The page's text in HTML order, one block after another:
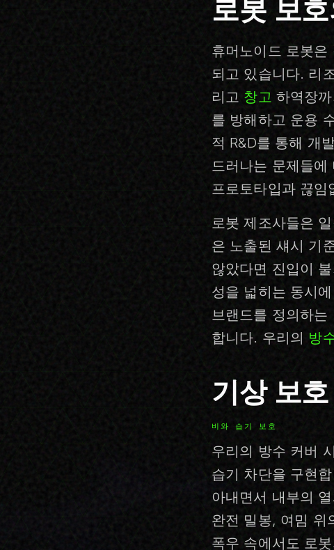
로봇 보
휴머노이드 로봇
되고 있습니다. 리
리고 창고 하역장
를 방해하고 운용
적 R&D를 통해 개
드러나는 문제들
프로토타입과 끊임
로봇 제조사들은
은 노출된 섀시 기
않았다면 진입이
성을 넓히는 동시에
브랜드를 정의하
합니다. 우리의 방
기상 보
비와 습기 보호
우리의 방수 커버
습기 차단을 구현
아내면서 내부의
완전 밀봉, 여밈 위
폭우 속에서도 로